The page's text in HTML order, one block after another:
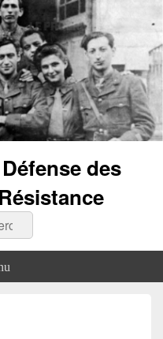
des
: